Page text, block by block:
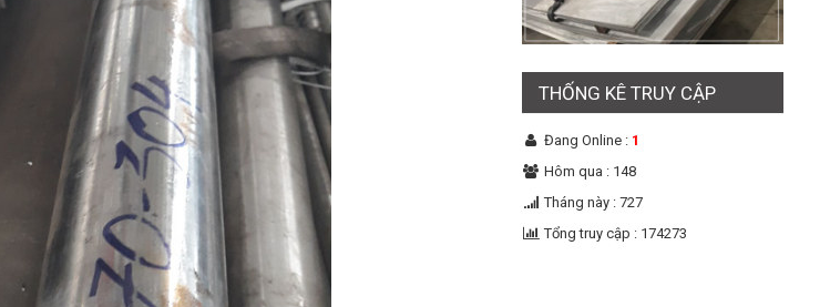
THỐNG KÊ TRUY CẬP
Đang Online : 1
Hôm qua : 148
Tháng này : 727
Tổng truy cập : 174273